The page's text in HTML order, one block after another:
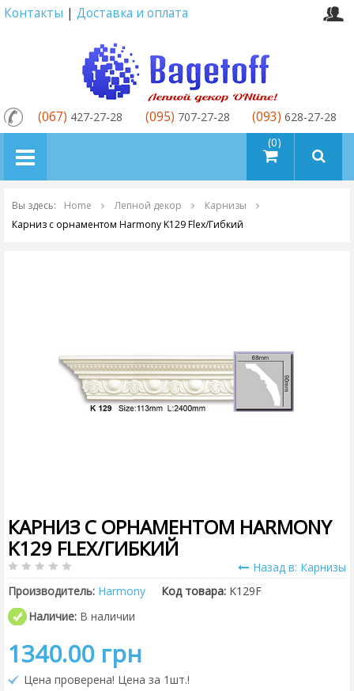
Контакты | Доставка и оплата
товаров (0)
(067) 427-27-28 (095) 707-27-28 (093) 628-27-28
Вы здесь: Home Лепной декор
Карнизы
Карниз с орнаментом Harmony K129 Flex/Гибкий
КАРНИЗ С ОРНАМЕНТОМ HARMONY
K129 FLEX/ГИБКИЙ
Назад в: Карнизы
Производитель: Harmony Код товара: K129F
Наличие: В наличии
1340.00 грн
Цена проверена! Цена за 1шт.!